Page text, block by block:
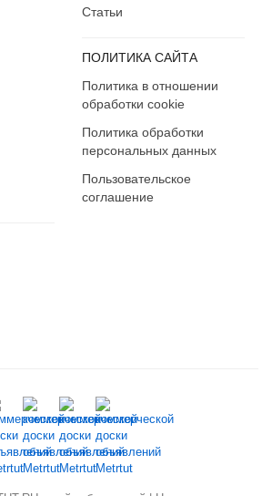
Статьи
ПОЛИТИКА САЙТА
Политика в отношении
обработки cookie
Политика обработки
персональных данных
Пользовательское
соглашение